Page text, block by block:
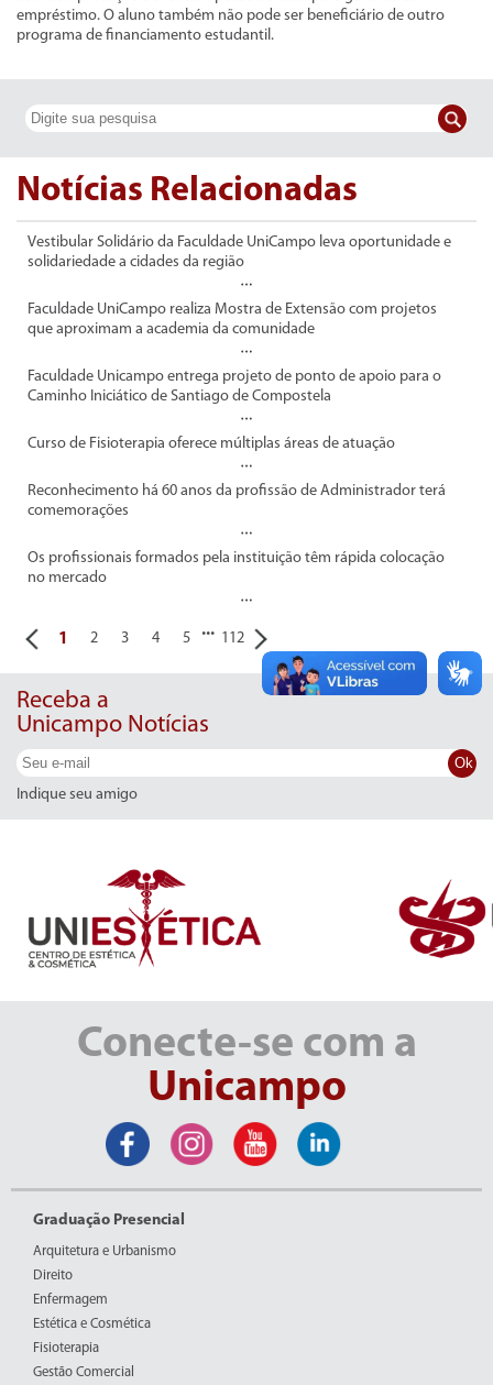
empréstimo. O aluno também não pode ser beneficiário de outro
programa de financiamento estudantil.
Notícias Relacionadas
Vestibular Solidário da Faculdade UniCampo leva oportunidade e
solidariedade a cidades da região
Faculdade UniCampo realiza Mostra de Extensão com projetos
que aproximam a academia da comunidade
Faculdade Unicampo entrega projeto de ponto de apoio para o
Caminho Iniciático de Santiago de Compostela
Curso de Fisioterapia oferece múltiplas áreas de atuação
Reconhecimento há 60 anos da profissão de Administrador terá
comemorações
Os profissionais formados pela instituição têm rápida colocação
no mercado
1 2 3 4 5 ... 112
Receba a
Unicampo Notícias
Ok
Indique seu amigo
Conecte-se com a
Unicampo
Graduação Presencial
Arquitetura e Urbanismo
Direito
Enfermagem
Estética e Cosmética
Fisioterapia
Gestão Comercial